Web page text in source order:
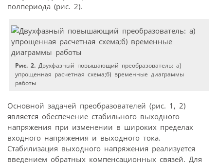
полпериода (рис. 2).
Рис. 2. Двухфазный повышающий преобразователь: а)
упрощенная расчетная схема;б) временные диаграммы
работы
Основной задачей преобразователей (рис. 1, 2)
является обеспечение стабильного выходного
напряжения при изменении в широких пределах
входного напряжения и выходного тока.
Стабилизация выходного напряжения реализуется
введением обратных компенсационных связей. Для